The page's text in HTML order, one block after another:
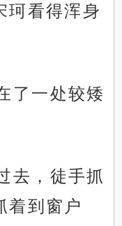
珂看得浑身
了一处较矮
去，徒手抓
着到窗户